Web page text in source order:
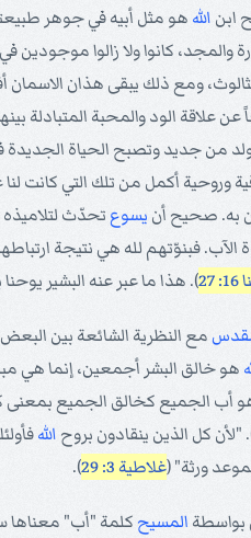
ابن الله هو مثل أبيه في جوهر طبيعته
والمجد، كانوا ولا زالوا موجودين في
ومع ذلك يبقى هذان
عن علاقة الود والمحبة المتبادلة
نولد من جديد وتصبح الحياة الجديدة
وروحية أكمل من تلك التي
به. صحيح أن يسوع تحدّث
الآب. فبنوّتهم لله هي نتيجة
). هذا ما عبر عنه البشير
مع النظرية الشائعة بين
هو خالق البشر أجمعين، إنما هي
أب الجميع كخالق الجميع بمعنى
"لأن كل الذين ينقادون بروح الله
ورثة" (غلاطية 3: 29 ).
بواسطة المسيح كلمة "أب" معناها